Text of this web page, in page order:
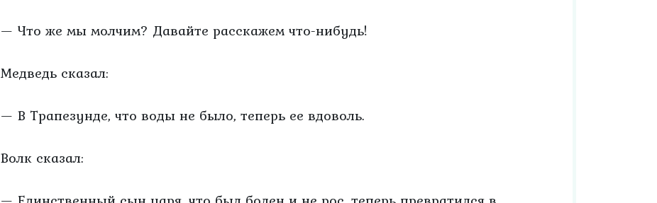
— Что же мы молчим? Давайте расскажем что-нибудь!
Медведь сказал:
— В Трапезунде, что воды не было, теперь ее вдоволь.
Волк сказал: